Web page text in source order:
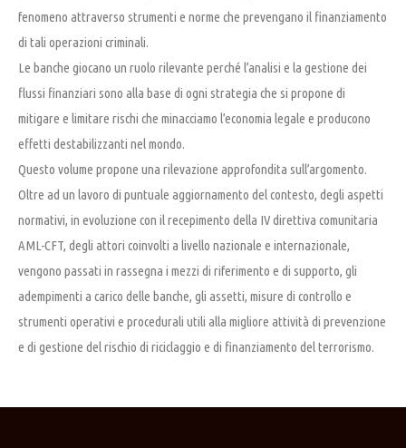
fenomeno attraverso strumenti e norme che prevengano il finanziamento
di tali operazioni criminali.
Le banche giocano un ruolo rilevante perché l’analisi e la gestione dei
flussi finanziari sono alla base di ogni strategia che si propone di
mitigare e limitare rischi che minacciamo l’economia legale e producono
effetti destabilizzanti nel mondo.
Questo volume propone una rilevazione approfondita sull’argomento.
Oltre ad un lavoro di puntuale aggiornamento del contesto, degli aspetti
normativi, in evoluzione con il recepimento della IV direttiva comunitaria
AML-CFT, degli attori coinvolti a livello nazionale e internazionale,
vengono passati in rassegna i mezzi di riferimento e di supporto, gli
adempimenti a carico delle banche, gli assetti, misure di controllo e
strumenti operativi e procedurali utili alla migliore attività di prevenzione
e di gestione del rischio di riciclaggio e di finanziamento del terrorismo.